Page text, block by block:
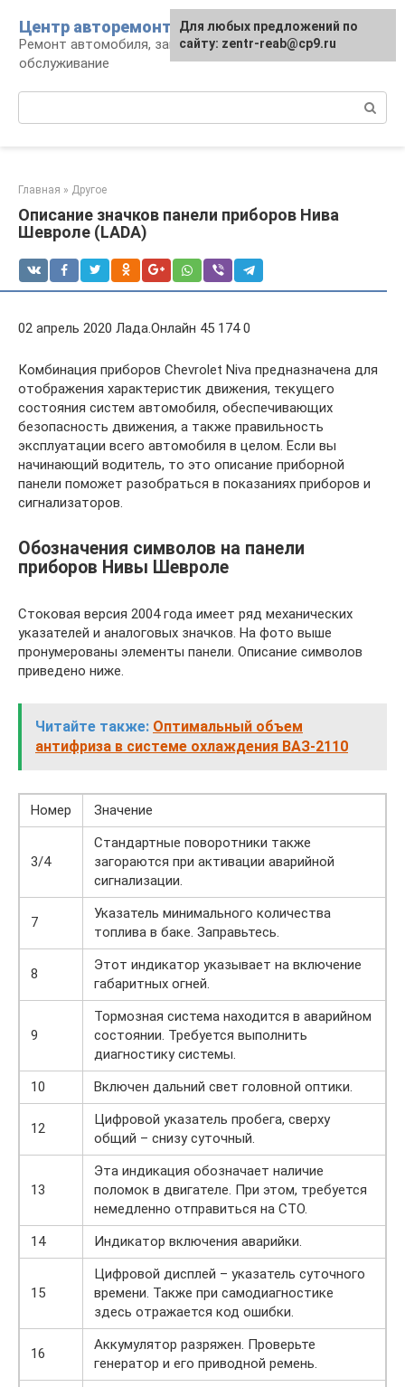
контенту
Центр авторемонта
Ремонт автомобиля, запчасти и
обслуживание
Главная » Другое
Описание значков панели приборов Нива
Шевроле (LADA)
02 апрель 2020 Лада.Онлайн 45 174 0
Комбинация приборов Chevrolet Niva предназначена для
отображения характеристик движения, текущего
состояния систем автомобиля, обеспечивающих
безопасность движения, а также правильность
эксплуатации всего автомобиля в целом. Если вы
начинающий водитель, то это описание приборной
панели поможет разобраться в показаниях приборов и
сигнализаторов.
Обозначения символов на панели
приборов Нивы Шевроле
Стоковая версия 2004 года имеет ряд механических
указателей и аналоговых значков. На фото выше
пронумерованы элементы панели. Описание символов
приведено ниже.
Читайте также: Оптимальный объем
антифриза в системе охлаждения ВАЗ-2110
Номер Значение
3/4
Стандартные поворотники также
загораются при активации аварийной
сигнализации.
7
Указатель минимального количества
топлива в баке. Заправьтесь.
8
Этот индикатор указывает на включение
габаритных огней.
9
Тормозная система находится в аварийном
состоянии. Требуется выполнить
диагностику системы.
10
Включен дальний свет головной оптики.
12
Цифровой указатель пробега, сверху
общий – снизу суточный.
13
Эта индикация обозначает наличие
поломок в двигателе. При этом, требуется
немедленно отправиться на СТО.
14
Индикатор включения аварийки.
15
Цифровой дисплей – указатель суточного
времени. Также при самодиагностике
здесь отражается код ошибки.
16
Аккумулятор разряжен. Проверьте
генератор и его приводной ремень.
Для любых предложений по
сайту: zentr-reab@cp9.ru